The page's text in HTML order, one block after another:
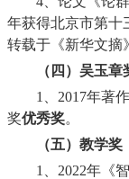
年获得北京市第十
转载于《新华文摘》
（四）吴玉章
1
2017年著
奖优秀奖。
（五）教学奖
1
2022年《